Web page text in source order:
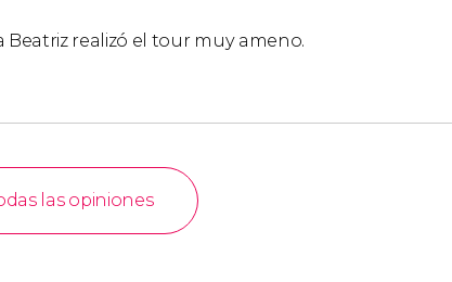
Beatriz realizó el tour muy ameno.
las opiniones